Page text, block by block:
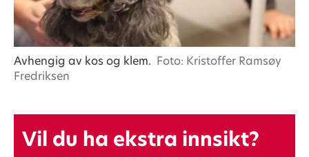
Avhengig av kos og klem. Foto: Kristoffer Ramsøy
Fredriksen
Vil du ha ekstra innsikt?